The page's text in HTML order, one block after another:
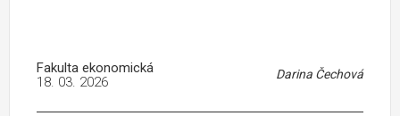
Fakulta ekonomická Darina Čechová
18. 03. 2026